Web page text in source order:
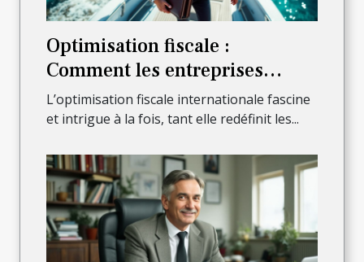
Optimisation fiscale :
Comment les entreprises
offshore maximisent-elles les
bénéfices ?
L’optimisation fiscale internationale fascine
et intrigue à la fois, tant elle redéfinit les...